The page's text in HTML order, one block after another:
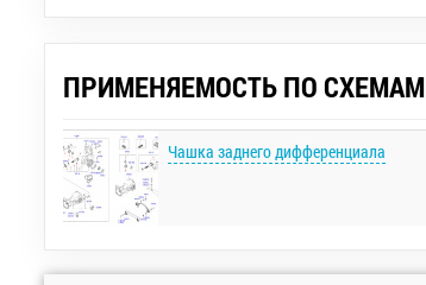
ПРИМЕНЯЕМОСТЬ ПО СХЕМАМ
Чашка заднего дифференциала